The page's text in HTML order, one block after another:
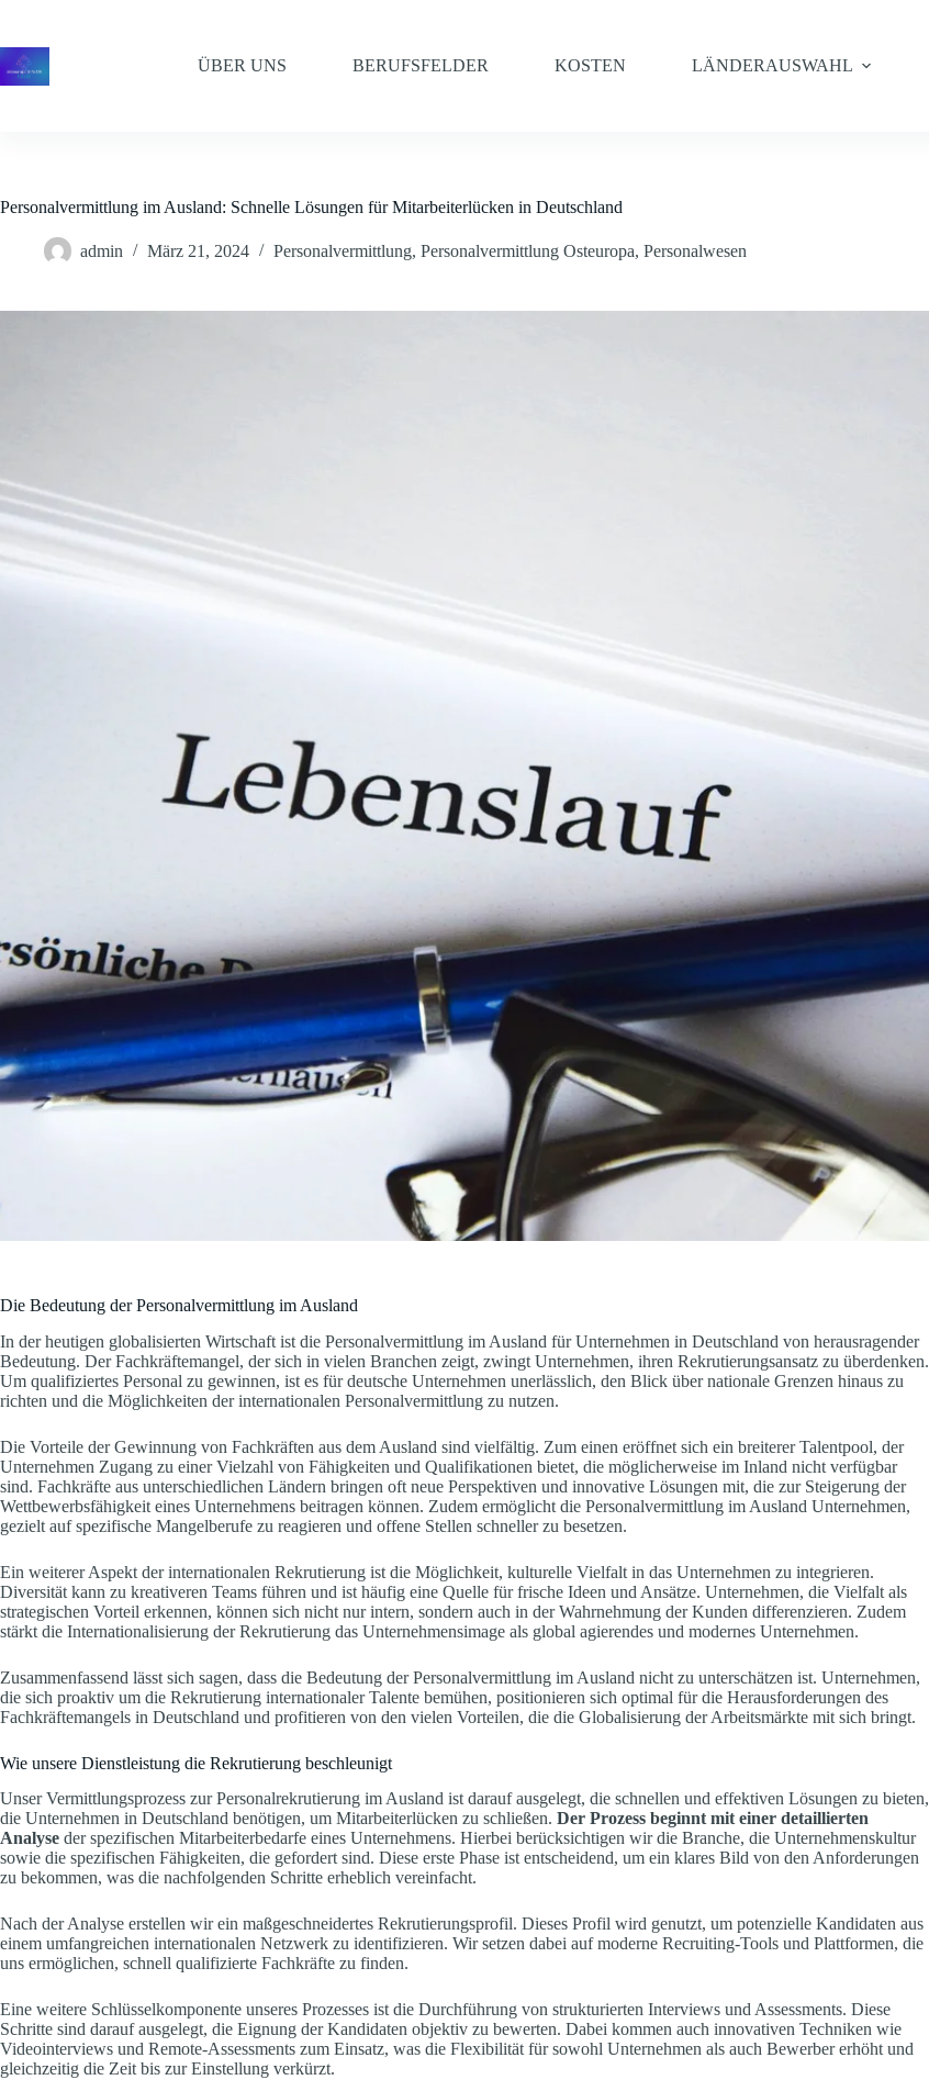
springen
ÜBER UNS
BERUFSFELDER KOSTEN LÄNDERAUSWAHL
Personalvermittlung im Ausland: Schnelle Lösungen für Mitarbeiterlücken in Deutschland
admin März 21, 2024 Personalvermittlung, Personalvermittlung Osteuropa, Personalwesen
Die Bedeutung der Personalvermittlung im Ausland
In der heutigen globalisierten Wirtschaft ist die Personalvermittlung im Ausland für Unternehmen in Deutschland von herausragender
Bedeutung. Der Fachkräftemangel, der sich in vielen Branchen zeigt, zwingt Unternehmen, ihren Rekrutierungsansatz zu überdenken.
Um qualifiziertes Personal zu gewinnen, ist es für deutsche Unternehmen unerlässlich, den Blick über nationale Grenzen hinaus zu
richten und die Möglichkeiten der internationalen Personalvermittlung zu nutzen.
Die Vorteile der Gewinnung von Fachkräften aus dem Ausland sind vielfältig. Zum einen eröffnet sich ein breiterer Talentpool, der
Unternehmen Zugang zu einer Vielzahl von Fähigkeiten und Qualifikationen bietet, die möglicherweise im Inland nicht verfügbar
sind. Fachkräfte aus unterschiedlichen Ländern bringen oft neue Perspektiven und innovative Lösungen mit, die zur Steigerung der
Wettbewerbsfähigkeit eines Unternehmens beitragen können. Zudem ermöglicht die Personalvermittlung im Ausland Unternehmen,
gezielt auf spezifische Mangelberufe zu reagieren und offene Stellen schneller zu besetzen.
Ein weiterer Aspekt der internationalen Rekrutierung ist die Möglichkeit, kulturelle Vielfalt in das Unternehmen zu integrieren.
Diversität kann zu kreativeren Teams führen und ist häufig eine Quelle für frische Ideen und Ansätze. Unternehmen, die Vielfalt als
strategischen Vorteil erkennen, können sich nicht nur intern, sondern auch in der Wahrnehmung der Kunden differenzieren. Zudem
stärkt die Internationalisierung der Rekrutierung das Unternehmensimage als global agierendes und modernes Unternehmen.
Zusammenfassend lässt sich sagen, dass die Bedeutung der Personalvermittlung im Ausland nicht zu unterschätzen ist. Unternehmen,
die sich proaktiv um die Rekrutierung internationaler Talente bemühen, positionieren sich optimal für die Herausforderungen des
Fachkräftemangels in Deutschland und profitieren von den vielen Vorteilen, die die Globalisierung der Arbeitsmärkte mit sich bringt.
Wie unsere Dienstleistung die Rekrutierung beschleunigt
Unser Vermittlungsprozess zur Personalrekrutierung im Ausland ist darauf ausgelegt, die schnellen und effektiven Lösungen zu bieten,
die Unternehmen in Deutschland benötigen, um Mitarbeiterlücken zu schließen. Der Prozess beginnt mit einer detaillierten
Analyse der spezifischen Mitarbeiterbedarfe eines Unternehmens. Hierbei berücksichtigen wir die Branche, die Unternehmenskultur
sowie die spezifischen Fähigkeiten, die gefordert sind. Diese erste Phase ist entscheidend, um ein klares Bild von den Anforderungen
zu bekommen, was die nachfolgenden Schritte erheblich vereinfacht.
Nach der Analyse erstellen wir ein maßgeschneidertes Rekrutierungsprofil. Dieses Profil wird genutzt, um potenzielle Kandidaten aus
einem umfangreichen internationalen Netzwerk zu identifizieren. Wir setzen dabei auf moderne Recruiting-Tools und Plattformen, die
uns ermöglichen, schnell qualifizierte Fachkräfte zu finden.
Eine weitere Schlüsselkomponente unseres Prozesses ist die Durchführung von strukturierten Interviews und Assessments. Diese
Schritte sind darauf ausgelegt, die Eignung der Kandidaten objektiv zu bewerten. Dabei kommen auch innovativen Techniken wie
Videointerviews und Remote-Assessments zum Einsatz, was die Flexibilität für sowohl Unternehmen als auch Bewerber erhöht und
gleichzeitig die Zeit bis zur Einstellung verkürzt.